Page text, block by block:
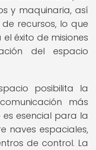
y maquinaria, así
recursos, lo que
éxito de misiones
del espacio
posibilita la
más
es esencial para la
naves espaciales,
de control. La